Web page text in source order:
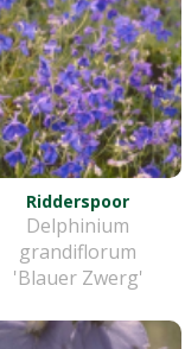
Ridderspoor
Delphinium
grandiflorum
'Blauer Zwerg'